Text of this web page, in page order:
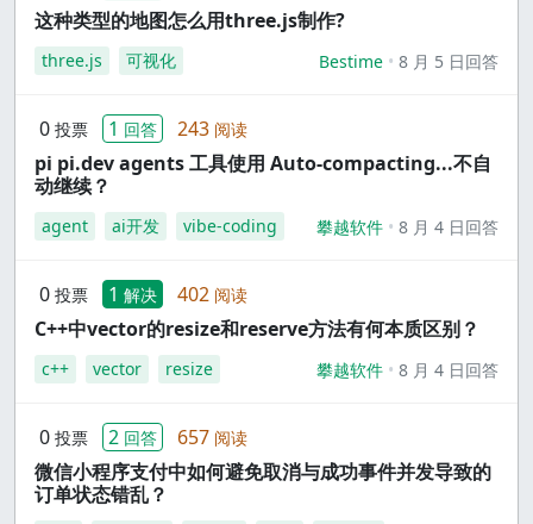
这种类型的地图怎么用three.js制作?
three.js 可视化 Bestime 8 月 5 日回答
0 投票 1 回答 243 阅读
pi pi.dev agents 工具使用 Auto-compacting...不自
动继续？
agent ai开发 vibe-coding 攀越软件 8 月 4 日回答
0 投票 1 解决 402 阅读
C++中vector的resize和reserve方法有何本质区别？
c++ vector resize 攀越软件 8 月 4 日回答
0 投票 2 回答 657 阅读
微信小程序支付中如何避免取消与成功事件并发导致的
订单状态错乱？